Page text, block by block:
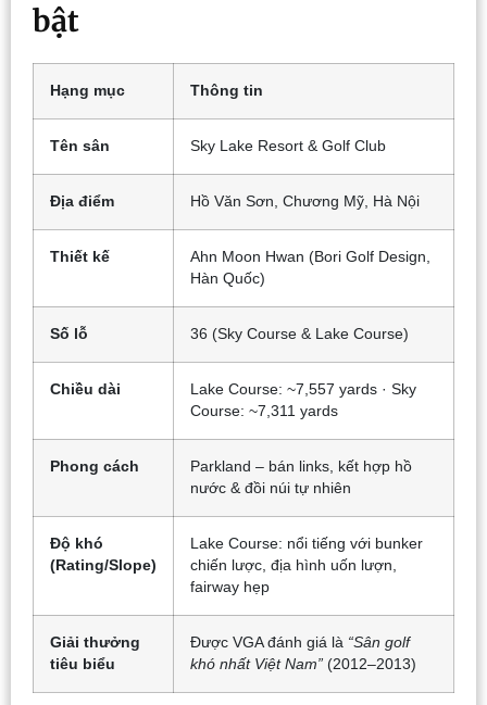
bật
Hạng mục Thông tin
Tên sân Sky Lake Resort & Golf Club
Địa điểm Hồ Văn Sơn, Chương Mỹ, Hà Nội
Thiết kế
Ahn Moon Hwan (Bori Golf Design,
Hàn Quốc)
Số lỗ 36 (Sky Course & Lake Course)
Chiều dài
Lake Course: ~7,557 yards · Sky
Course: ~7,311 yards
Phong cách
Parkland – bán links, kết hợp hồ
nước & đồi núi tự nhiên
Độ khó
(Rating/Slope)
Lake Course: nổi tiếng với bunker
chiến lược, địa hình uốn lượn,
fairway hẹp
Giải thưởng
tiêu biểu
Được VGA đánh giá là “Sân golf
khó nhất Việt Nam” (2012–2013)